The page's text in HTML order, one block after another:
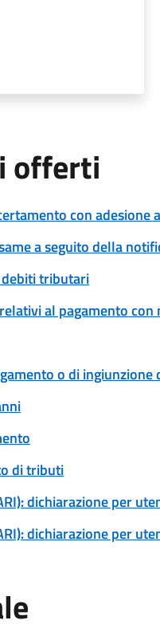
offerti
con adesione
a seguito della
debiti tributari
al pagamento con
o di
di tributi
dichiarazione per
dichiarazione per